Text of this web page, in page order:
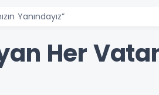
Yanındayız”
Her